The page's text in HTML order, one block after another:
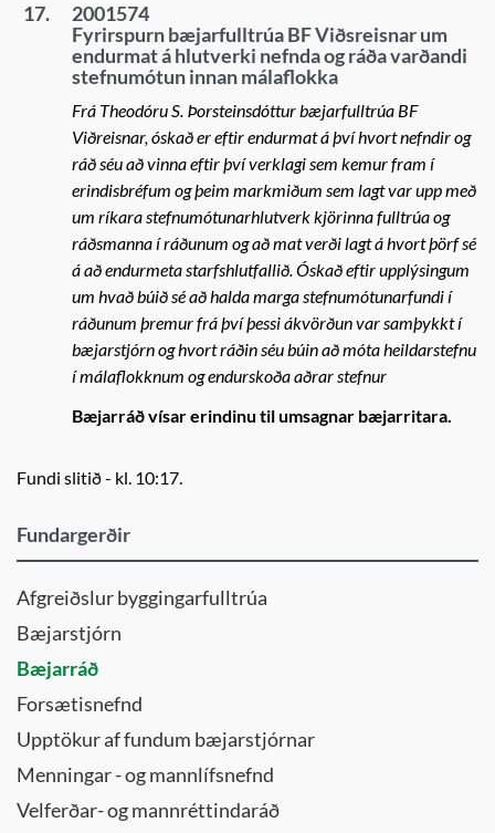
17.
2001574
Fyrirspurn bæjarfulltrúa BF Viðsreisnar um
endurmat á hlutverki nefnda og ráða varðandi
stefnumótun innan málaflokka
Frá Theodóru S. Þorsteinsdóttur bæjarfulltrúa BF
Viðreisnar, óskað er eftir endurmat á því hvort nefndir og
ráð séu að vinna eftir því verklagi sem kemur fram í
erindisbréfum og þeim markmiðum sem lagt var upp með
um ríkara stefnumótunarhlutverk kjörinna fulltrúa og
ráðsmanna í ráðunum og að mat verði lagt á hvort þörf sé
á að endurmeta starfshlutfallið. Óskað eftir upplýsingum
um hvað búið sé að halda marga stefnumótunarfundi í
ráðunum þremur frá því þessi ákvörðun var samþykkt í
bæjarstjórn og hvort ráðin séu búin að móta heildarstefnu
í málaflokknum og endurskoða aðrar stefnur
Bæjarráð vísar erindinu til umsagnar bæjarritara.
Fundi slitið - kl. 10:17.
Fundargerðir
Afgreiðslur byggingarfulltrúa
Bæjarstjórn
Bæjarráð
Forsætisnefnd
Upptökur af fundum bæjarstjórnar
Menningar - og mannlífsnefnd
Velferðar- og mannréttindaráð